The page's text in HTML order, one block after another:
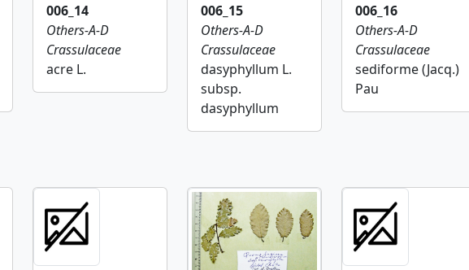
006_14
Others-A-D
Crassulaceae
acre L.
006_15
Others-A-D
Crassulaceae
dasyphyllum L.
subsp.
dasyphyllum
006_16
Others-A-D
Crassulaceae
sediforme (Jacq.)
Pau